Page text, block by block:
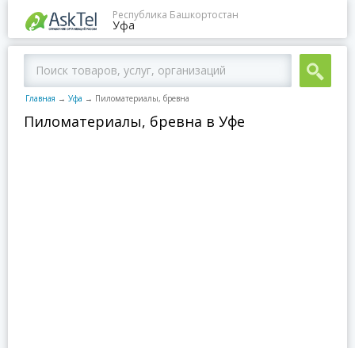
Республика Башкортостан
Уфа
Главная → Уфа → Пиломатериалы, бревна
Пиломатериалы, бревна в Уфе